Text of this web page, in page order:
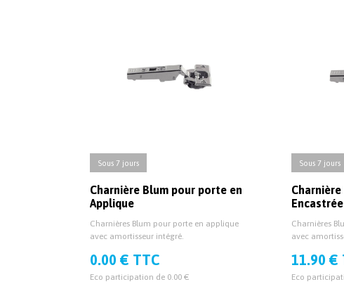
Sous 7 jours
Charnière Blum pour porte en
Applique
Charnières Blum pour porte en applique
avec amortisseur intégré.
0.00 € TTC
Eco participation de 0.00 €
Sous 7 jours
Encastrée
Charnières
avec
11.90 €
Eco